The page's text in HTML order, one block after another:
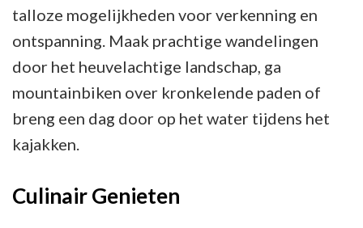
talloze mogelijkheden voor verkenning en
ontspanning. Maak prachtige wandelingen
door het heuvelachtige landschap, ga
mountainbiken over kronkelende paden of
breng een dag door op het water tijdens het
kajakken.
Culinair Genieten